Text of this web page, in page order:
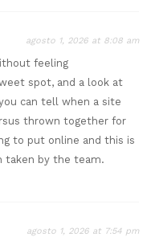
agosto 1, 2026 at 8:08 am
feeling
spot, and a look at
can tell when a site
thrown together for
to put online and this is
taken by the team.
agosto 1, 2026 at 7:54 pm